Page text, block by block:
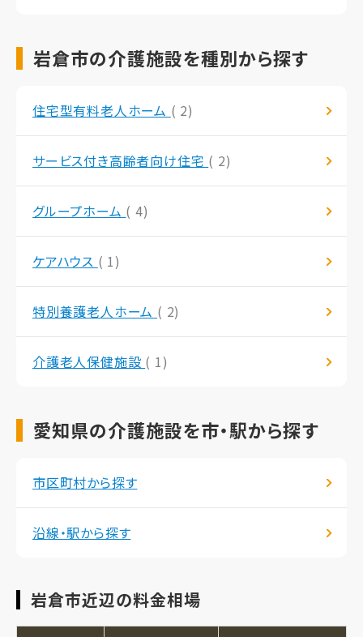
岩倉市の介護施設を種別から探す
住宅型有料老人ホーム ( 2)
サービス付き高齢者向け住宅 ( 2)
グループホーム ( 4)
ケアハウス ( 1)
特別養護老人ホーム ( 2)
介護老人保健施設 ( 1)
愛知県の介護施設を市・駅から探す
市区町村から探す
沿線・駅から探す
岩倉市近辺の料金相場